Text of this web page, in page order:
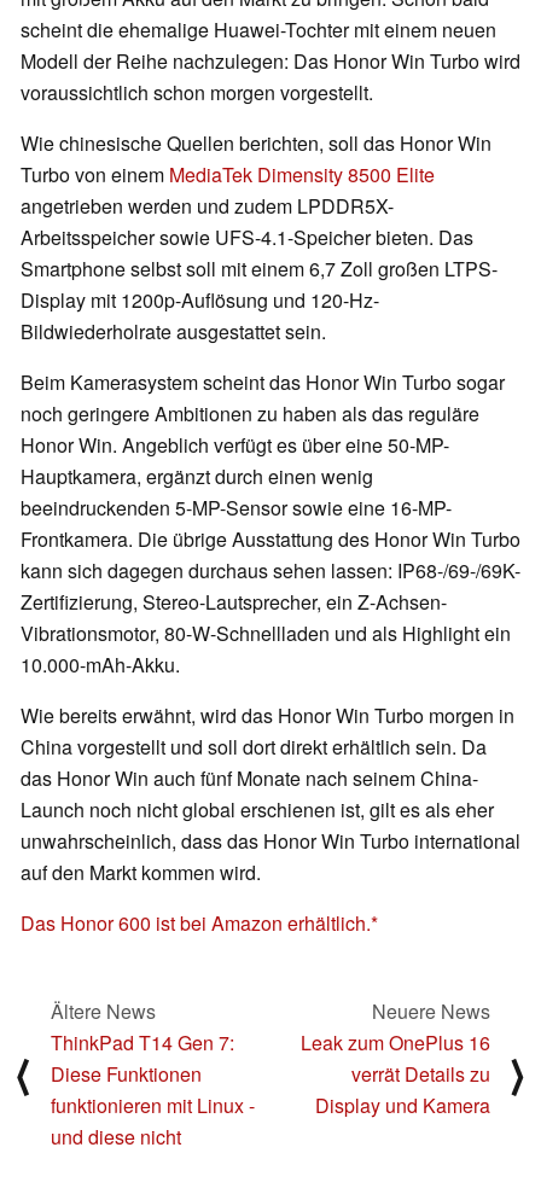
scheint die ehemalige Huawei-Tochter mit einem neuen
Modell der Reihe nachzulegen: Das Honor Win Turbo wird
voraussichtlich schon morgen vorgestellt.
Wie chinesische Quellen berichten, soll das Honor Win
Turbo von einem MediaTek Dimensity 8500 Elite
angetrieben werden und zudem LPDDR5X-
Arbeitsspeicher sowie UFS-4.1-Speicher bieten. Das
Smartphone selbst soll mit einem 6,7 Zoll großen LTPS-
Display mit 1200p-Auflösung und 120-Hz-
Bildwiederholrate ausgestattet sein.
Beim Kamerasystem scheint das Honor Win Turbo sogar
noch geringere Ambitionen zu haben als das reguläre
Honor Win. Angeblich verfügt es über eine 50-MP-
Hauptkamera, ergänzt durch einen wenig
beeindruckenden 5-MP-Sensor sowie eine 16-MP-
Frontkamera. Die übrige Ausstattung des Honor Win Turbo
kann sich dagegen durchaus sehen lassen: IP68-/69-/69K-
Zertifizierung, Stereo-Lautsprecher, ein Z-Achsen-
Vibrationsmotor, 80-W-Schnellladen und als Highlight ein
10.000-mAh-Akku.
Wie bereits erwähnt, wird das Honor Win Turbo morgen in
China vorgestellt und soll dort direkt erhältlich sein. Da
das Honor Win auch fünf Monate nach seinem China-
Launch noch nicht global erschienen ist, gilt es als eher
unwahrscheinlich, dass das Honor Win Turbo international
auf den Markt kommen wird.
Das Honor 600 ist bei Amazon erhältlich.
⟨
Ältere News
ThinkPad T14 Gen 7:
Diese Funktionen
funktionieren mit Linux -
und diese nicht
Neuere News
Leak zum OnePlus 16
verrät Details zu
Display und Kamera
⟩